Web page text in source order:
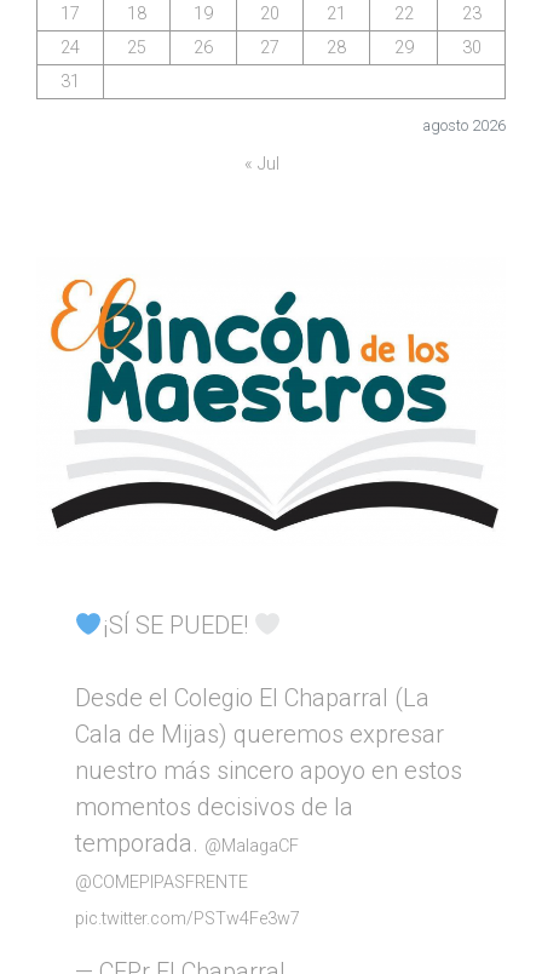
agosto 2026
17
18 19 20 21 22
23
24
25 26 27 28 29
30
31
« Jul
¡SÍ SE PUEDE!
Desde el Colegio El Chaparral (La
Cala de Mijas) queremos expresar
nuestro más sincero apoyo en estos
momentos decisivos de la
temporada. @MalagaCF
@COMEPIPASFRENTE
pic.twitter.com/PSTw4Fe3w7